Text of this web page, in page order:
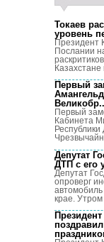
Токаев
уровень
Президент
Послании
Первый
Первый
Кабинета
Депутат
ДТП с его
Депутат
опроверг
крае. Утром